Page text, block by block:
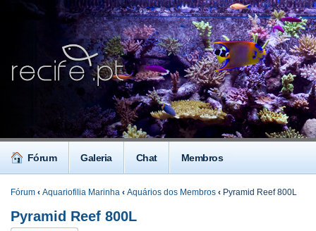
Fórum Galeria Chat Membros
Fórum ‹ Aquariofilia Marinha ‹ Aquários dos Membros ‹ Pyramid Reef 800L
Pyramid Reef 800L